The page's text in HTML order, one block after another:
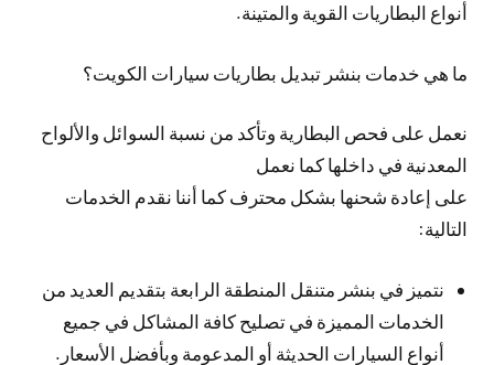
أنواع البطاريات القوية والمتينة.
ما هي خدمات بنشر تبديل بطاريات سيارات الكويت؟
نعمل على فحص البطارية وتأكد من نسبة السوائل والألواح
المعدنية في داخلها كما نعمل
على إعادة شحنها بشكل محترف كما أننا نقدم الخدمات
التالية:
نتميز في بنشر متنقل المنطقة الرابعة بتقديم العديد من
الخدمات المميزة في تصليح كافة المشاكل في جميع
أنواع السيارات الحديثة أو المدعومة وبأفضل الأسعار.